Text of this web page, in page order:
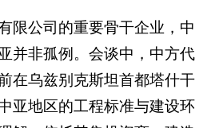
限公司的重要骨干企业，中
并非孤例。会谈中，中方代
在乌兹别克斯坦首都塔什干
亚地区的工程标准与建设环